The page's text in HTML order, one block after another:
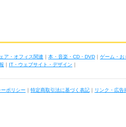
ア・オフィス関連 ｜ 本・音楽・CD・DVD ｜ ゲーム・お
｜ IT・ウェブサイト・デザイン ｜
ポリシー ｜ 特定商取引法に基づく表記 ｜ リンク・広告